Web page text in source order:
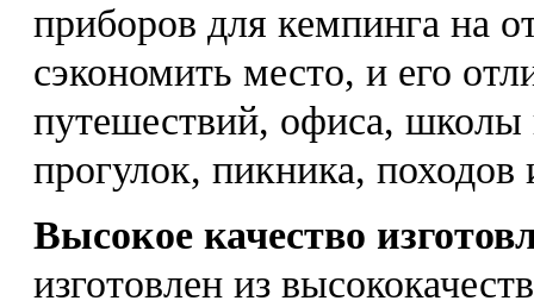
приборов для кемпинга на
сэкономить место, и его
путешествий, офиса,
прогулок, пикника, походов
Высокое качество
изготовлен из